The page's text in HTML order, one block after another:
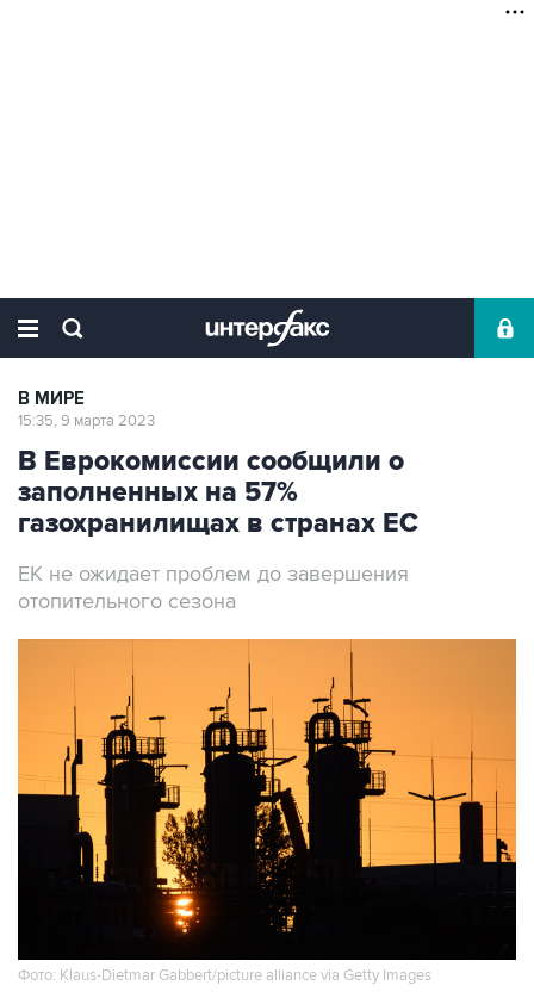
В МИРЕ
15:35, 9 марта 2023
В Еврокомиссии сообщили о
заполненных на 57%
газохранилищах в странах ЕС
ЕК не ожидает проблем до завершения
отопительного сезона
Фото: Klaus-Dietmar Gabbert/picture alliance via Getty Images